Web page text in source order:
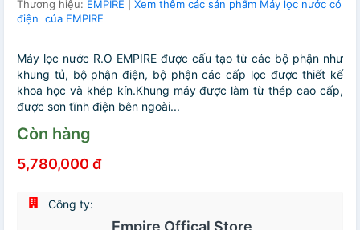
Thương hiệu: EMPIRE
Xem thêm các sản phẩm Máy lọc nước có
điện của EMPIRE
Máy lọc nước R.O EMPIRE được cấu tạo từ các bộ phận như
khung tủ, bộ phận điện, bộ phận các cấp lọc được thiết kế
khoa học và khép kín.Khung máy được làm từ thép cao cấp,
được sơn tĩnh điện bên ngoài...
Còn hàng
5,780,000 đ
Công ty:
Empire Offical Store